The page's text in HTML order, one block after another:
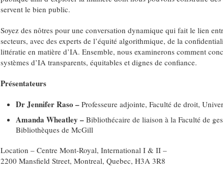
servent le bien public.
Soyez des nôtres pour une conversation dynamique qui fait le lien
secteurs, avec des experts de l’équité algorithmique, de la
littératie en matière d’IA. Ensemble, nous examinerons comment
systèmes d’IA transparents, équitables et dignes de confiance.
Présentateurs
Dr Jennifer Raso – Professeure adjointe, Faculté de droit,
Amanda Wheatley – Bibliothécaire de liaison à la Faculté de
Bibliothèques de McGill
Location – Centre Mont-Royal, International I & II –
2200 Mansfield Street, Montreal, Quebec, H3A 3R8